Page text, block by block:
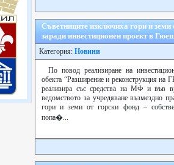
Съветниците изключиха гори и
заради инвестиционен проект в
Категория: Новини
По повод реализиране на
обекта “Разширение и реконструкция
реализира със средства на МФ и във
ведомството за учредяване възмездно
гори и земи от горски фонд –
попа�...